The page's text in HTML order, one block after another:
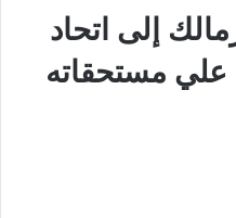
إلى اتحاد
علي مستحقاته